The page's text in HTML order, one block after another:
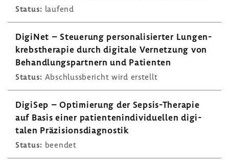
Status: laufend
DigiNet – Steue­rung perso­na­li­sierter Lungen­
krebs­the­rapie durch digi­tale Vernet­zung von
Behand­lungs­part­nern und Pati­enten
Status: Abschluss­be­richt wird erstellt
DigiSep – Opti­mie­rung der Sepsis-​Therapie
auf Basis einer pati­en­ten­in­di­vi­du­ellen digi­
talen Präzi­si­ons­dia­gnostik
Status: beendet